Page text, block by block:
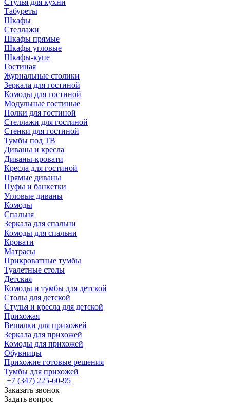
Стулья для кухни
Табуреты
Шкафы
Стеллажи
Шкафы прямые
Шкафы угловые
Шкафы-купе
Гостиная
Журнальные столики
Зеркала для гостиной
Комоды для гостиной
Модульные гостиные
Полки для гостиной
Стеллажи для гостиной
Стенки для гостиной
Тумбы под ТВ
Диваны и кресла
Диваны-кровати
Кресла для гостиной
Прямые диваны
Пуфы и банкетки
Угловые диваны
Комоды
Спальня
Зеркала для спальни
Комоды для спальни
Кровати
Матрасы
Прикроватные тумбы
Туалетные столы
Детская
Комоды и тумбы для детской
Столы для детской
Стулья и кресла для детской
Прихожая
Вешалки для прихожей
Зеркала для прихожей
Комоды для прихожей
Обувницы
Прихожие готовые решения
Тумбы для прихожей
+7 (347) 225-60-95
Заказать звонок
Задать вопрос